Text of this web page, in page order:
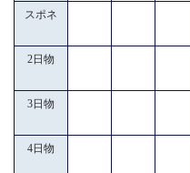
スポネ
2日物
3日物
4日物